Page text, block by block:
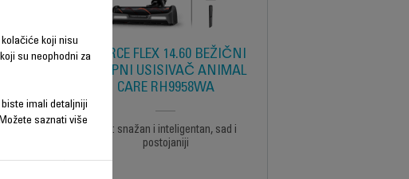
XFORCE FLEX 14.60 BEŽIČNI
ŠTAPNI USISIVAČ ANIMAL
CARE RH9958WA
Flex: snažan i inteligentan, sad i
postojaniji
koji nisu
su neophodni za
imali detaljniji
saznati više